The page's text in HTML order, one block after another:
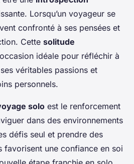
Lorsqu’un voyageur se
confronté à ses pensées et
Cette solitude
idéale pour réfléchir à
véritables passions et
personnels.
solo est le renforcement
dans des environnements
défis seul et prendre des
favorisent une confiance en soi